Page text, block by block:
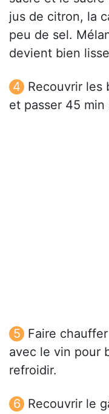
jus de citron, la
peu de sel.
devient bien
Recouvrir les
et passer 45 min
Faire
avec le vin pour
refroidir.
Recouvrir le